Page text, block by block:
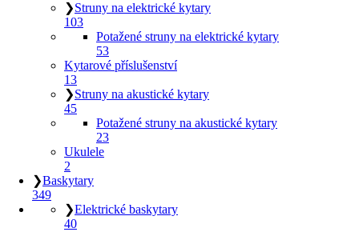
❯Struny na elektrické kytary
103
Potažené struny na elektrické kytary
53
Kytarové příslušenství
13
❯Struny na akustické kytary
45
Potažené struny na akustické kytary
23
Ukulele
2
❯Baskytary
349
❯Elektrické baskytary
40